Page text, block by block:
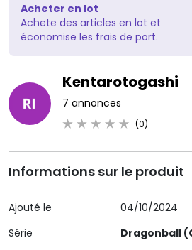
Acheter en lot
Achete des articles en lot et
économise les frais de port.
Kentarotogashi
7 annonces
(0)
Informations sur le produit
Ajouté le
04/10/2024
Série
Dragonball